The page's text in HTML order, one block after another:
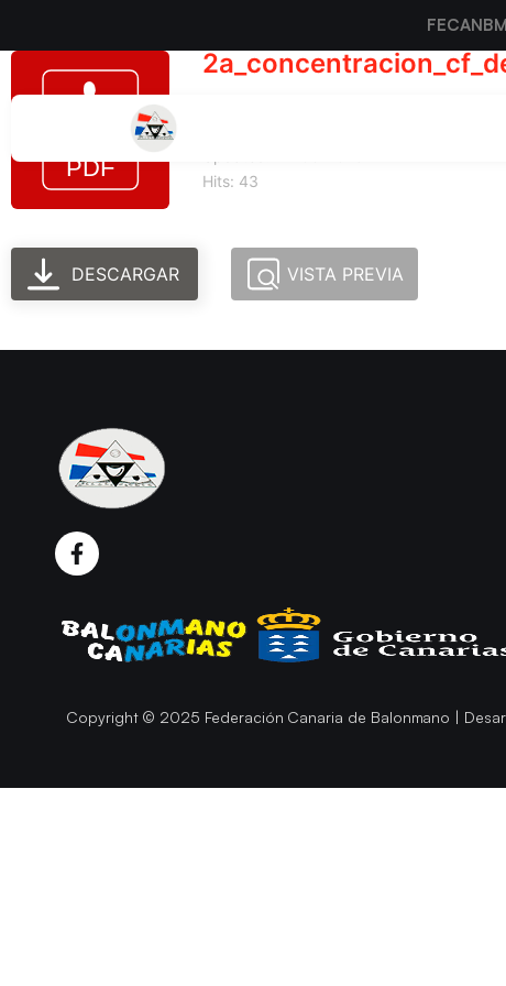
FECANBM
Hits: 43
DESCARGAR VISTA PREVIA
Copyright © 2025 Federación Canaria de Balonmano |